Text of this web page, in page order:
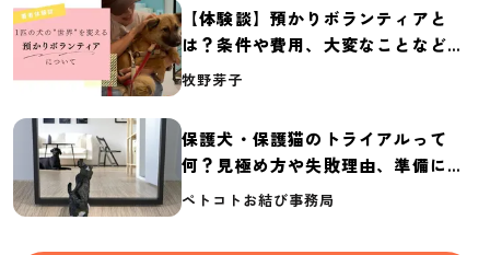
【体験談】預かりボランティアと
は？条件や費用、大変なことなど紹
介
牧野芽子
保護犬・保護猫のトライアルって
何？見極め方や失敗理由、準備に必
要なものを紹介
ペトコトお結び事務局